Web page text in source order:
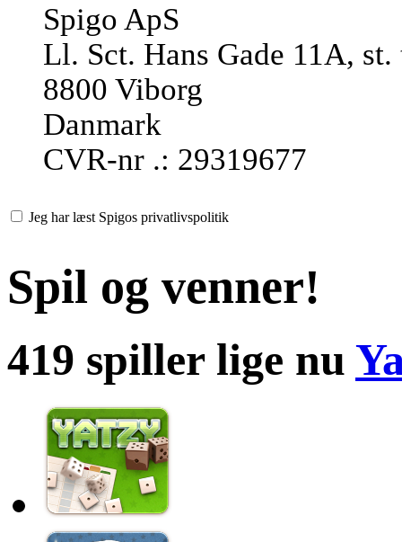
Spigo ApS
Ll. Sct. Hans Gade 11A, st.
8800 Viborg
Danmark
CVR-nr .: 29319677
Jeg har læst Spigos privatlivspolitik
Spil og venner!
419 spiller lige nu